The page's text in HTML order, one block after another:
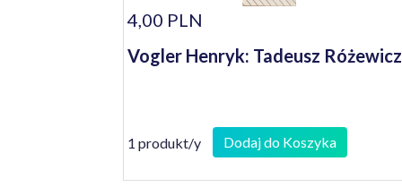
4,00 PLN
Vogler Henryk: Tadeusz Różewicz
1 produkt/y Dodaj do Koszyka